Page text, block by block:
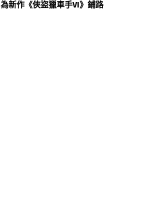
為新作《俠盜獵車手VI》鋪路